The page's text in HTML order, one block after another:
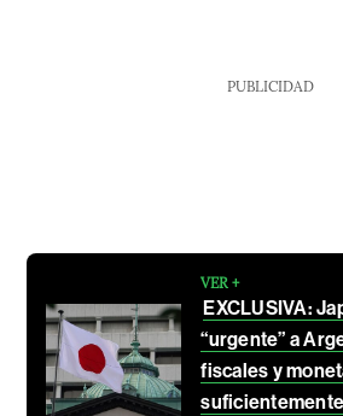
PUBLICIDAD
VER +
EXCLUSIVA:
“urgente” a
fiscales y